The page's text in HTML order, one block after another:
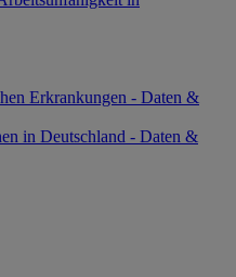
Erkrankungen - Daten &
in Deutschland - Daten &